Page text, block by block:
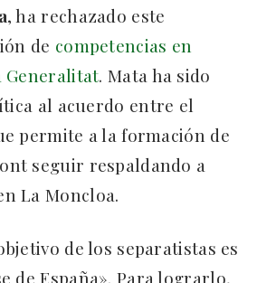
, ha rechazado este
de competencias en
Generalitat. Mata ha sido
al acuerdo entre el
permite a la formación de
seguir respaldando a
La Moncloa.
de los separatistas es
de España». Para lograrlo,